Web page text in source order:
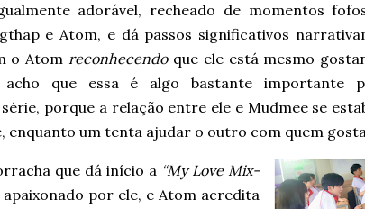
adorável, recheado de momentos
e Atom, e dá passos significativos
o Atomreconhecendoque ele está mesmo
que essa é algo bastante importante
porque a relação entre ele e Mudmee se
enquanto um tenta ajudar o outro com quem
que dá início a “My Love Mix-
por ele, e Atom acredita